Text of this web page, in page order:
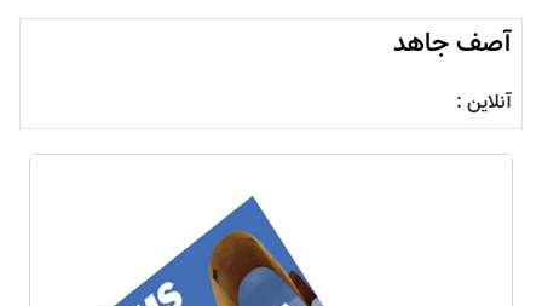
آصف جاهد
آنلاین :